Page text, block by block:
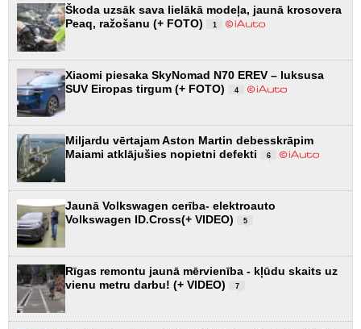
Škoda uzsāk sava lielākā modeļa, jaunā krosovera
Peaq, ražošanu (+ FOTO)
1
Xiaomi piesaka SkyNomad N70 EREV – luksusa
SUV Eiropas tirgum (+ FOTO)
4
Miljardu vērtajam Aston Martin debesskrāpim
Maiami atklājušies nopietni defekti
6
Jaunā Volkswagen cerība- elektroauto
Volkswagen ID.Cross(+ VIDEO)
5
Rīgas remontu jaunā mērvienība - kļūdu skaits uz
vienu metru darbu! (+ VIDEO)
7